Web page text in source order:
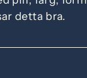
detta bra.